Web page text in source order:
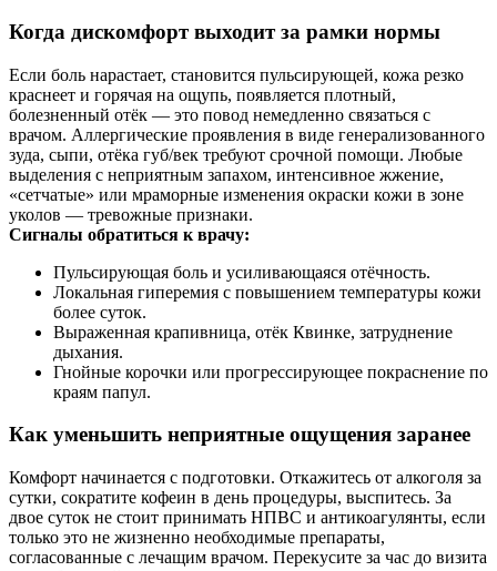
Когда дискомфорт выходит за рамки нормы
Если боль нарастает, становится пульсирующей, кожа резко
краснеет и горячая на ощупь, появляется плотный,
болезненный отёк — это повод немедленно связаться с
врачом. Аллергические проявления в виде генерализованного
зуда, сыпи, отёка губ/век требуют срочной помощи. Любые
выделения с неприятным запахом, интенсивное жжение,
«сетчатые» или мраморные изменения окраски кожи в зоне
уколов — тревожные признаки.
Сигналы обратиться к врачу:
Пульсирующая боль и усиливающаяся отёчность.
Локальная гиперемия с повышением температуры кожи
более суток.
Выраженная крапивница, отёк Квинке, затруднение
дыхания.
Гнойные корочки или прогрессирующее покраснение по
краям папул.
Как уменьшить неприятные ощущения заранее
Комфорт начинается с подготовки. Откажитесь от алкоголя за
сутки, сократите кофеин в день процедуры, выспитесь. За
двое суток не стоит принимать НПВС и антикоагулянты, если
только это не жизненно необходимые препараты,
согласованные с лечащим врачом. Перекусите за час до визита